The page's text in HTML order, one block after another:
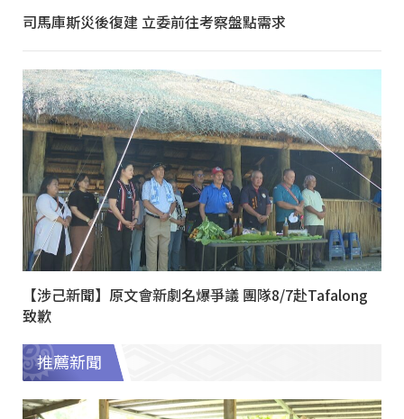
司馬庫斯災後復建 立委前往考察盤點需求
【涉己新聞】原文會新劇名爆爭議 團隊8/7赴Tafalong
致歉
推薦新聞